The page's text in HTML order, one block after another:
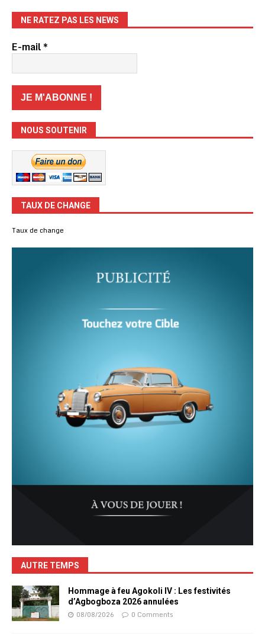
NE RATEZ PAS LES NEWS
E-mail*
NOUS SOUTENIR
TAUX DE CHANGE
Taux de change
AUTRE TEMPS
Hommage à feu Agokoli IV : Les festivités
d’Agbogboza 2026 annulées
08/08/2026 0 Comments